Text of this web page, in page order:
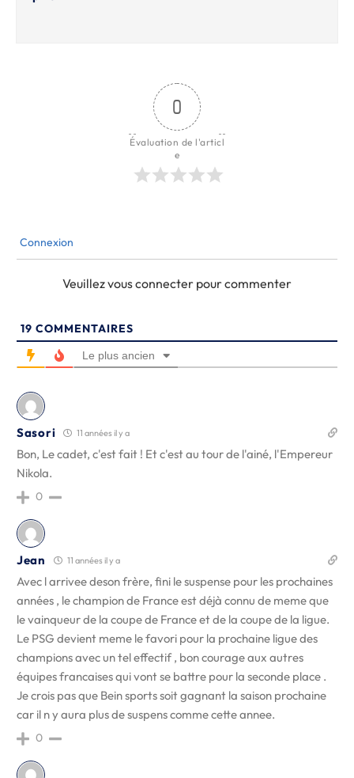
0
Évaluation de l'articl
e
Connexion
Veuillez vous connecter pour commenter
19 COMMENTAIRES
Le plus ancien
Sasori 11 années il y a
Bon, Le cadet, c'est fait ! Et c'est au tour de l'ainé, l'Empereur
Nikola.
0
Jean 11 années il y a
Avec l arrivee deson frère, fini le suspense pour les prochaines
années , le champion de France est déjà connu de meme que
le vainqueur de la coupe de France et de la coupe de la ligue.
Le PSG devient meme le favori pour la prochaine ligue des
champions avec un tel effectif , bon courage aux autres
équipes francaises qui vont se battre pour la seconde place .
Je crois pas que Bein sports soit gagnant la saison prochaine
car il n y aura plus de suspens comme cette annee.
0